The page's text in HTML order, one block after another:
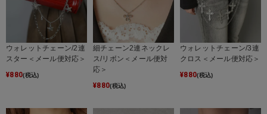
ウォレットチェーン/2連
スター＜メール便対応＞
¥880(税込)
細チェーン2連ネックレ
ス/リボン＜メール便対
応＞
¥880(税込)
ウォレットチェーン/3連
クロス＜メール便対応＞
¥880(税込)